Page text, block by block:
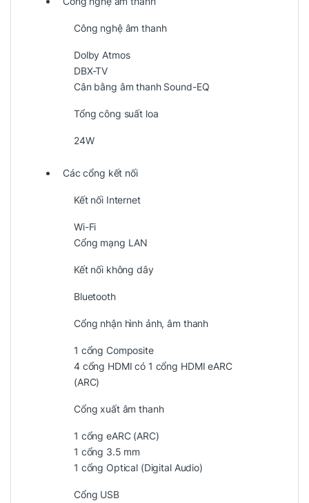
Công nghệ âm thanh
Dolby Atmos
DBX-TV
Cân bằng âm thanh Sound-EQ
Tổng công suất loa
24W
Các cổng kết nối
Kết nối Internet
Wi-Fi
Cổng mạng LAN
Kết nối không dây
Bluetooth
Cổng nhận hình ảnh, âm thanh
1 cổng Composite
4 cổng HDMI có 1 cổng HDMI eARC
(ARC)
Cổng xuất âm thanh
1 cổng eARC (ARC)
1 cổng 3.5 mm
1 cổng Optical (Digital Audio)
Cổng USB